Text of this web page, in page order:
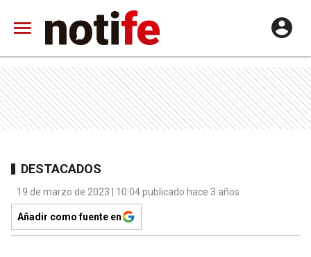
DESTACADOS
19 de marzo de 2023 | 10:04 publicado hace 3 años
Añadir como fuente en